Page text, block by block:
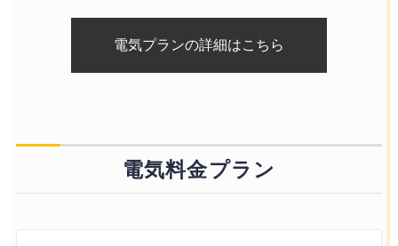
電気プランの詳細はこちら
電気料金プラン